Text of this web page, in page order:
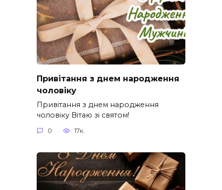
Привітання з днем народження
чоловіку
Привітання з днем народження
чоловіку Вітаю зі святом!
0 17к.